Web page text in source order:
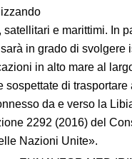
satellitari e marittimi. In
in grado di svolgere
in alto mare al
sospettate di trasportare
da e verso la
2292 (2016) del
Nazioni Unite».